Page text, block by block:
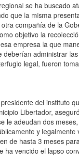
se ha buscado
que la misma
otra compañía de la
objetivo la
empresa la que
deberían administrar
legal, fueron
del instituto
Libertador,
le adeudan dos
y legalmente
de hasta 3 meses
ha vencido el lapso